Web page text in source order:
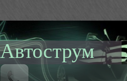
Автострум